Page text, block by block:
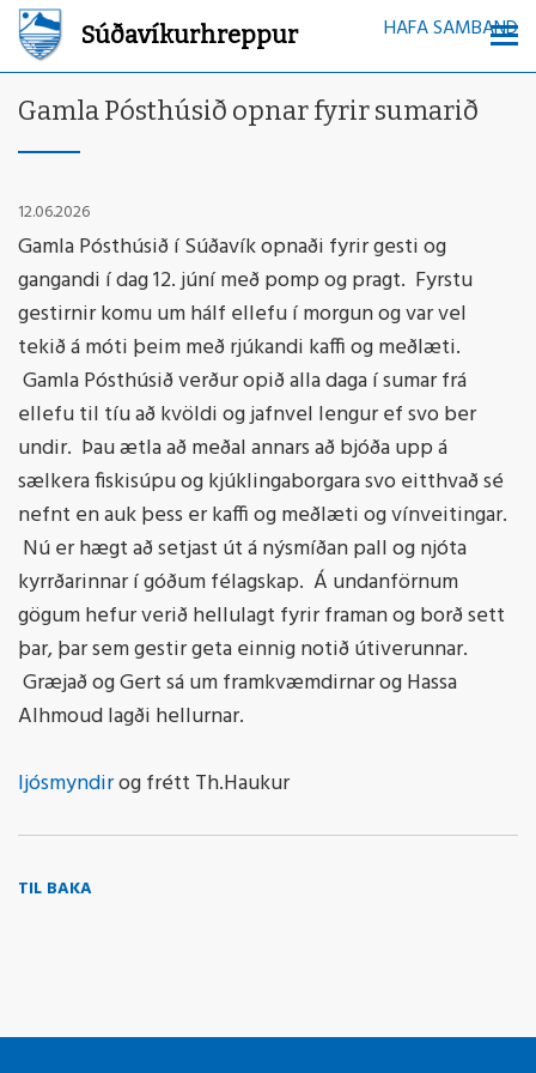
Súðavíkurhreppur HAFA SAMBAND
Gamla Pósthúsið opnar fyrir sumarið
12.06.2026
Gamla Pósthúsið í Súðavík opnaði fyrir gesti og
gangandi í dag 12. júní með pomp og pragt. Fyrstu
gestirnir komu um hálf ellefu í morgun og var vel
tekið á móti þeim með rjúkandi kaffi og meðlæti.
Gamla Pósthúsið verður opið alla daga í sumar frá
ellefu til tíu að kvöldi og jafnvel lengur ef svo ber
undir. Þau ætla að meðal annars að bjóða upp á
sælkera fiskisúpu og kjúklingaborgara svo eitthvað sé
nefnt en auk þess er kaffi og meðlæti og vínveitingar.
Nú er hægt að setjast út á nýsmíðan pall og njóta
kyrrðarinnar í góðum félagskap. Á undanförnum
gögum hefur verið hellulagt fyrir framan og borð sett
þar, þar sem gestir geta einnig notið útiverunnar.
Græjað og Gert sá um framkvæmdirnar og Hassa
Alhmoud lagði hellurnar.
ljósmyndirog frétt Th.Haukur
TIL BAKA